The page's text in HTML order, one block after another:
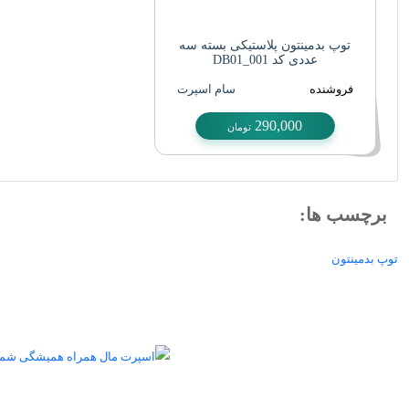
توپ بدمینتون پلاستیکی بسته سه
عددی کد DB01_001
فروشنده سام اسپرت
290,000 تومان
برچسب ها:
توپ بدمینتون